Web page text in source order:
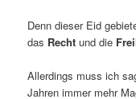
Denn dieser Eid
das Recht und die
Allerdings muss ich
Jahren immer mehr